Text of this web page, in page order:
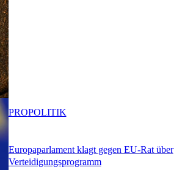
Europaparlament klagt gegen EU-Rat über
Verteidigungsprogramm
PROPOLITIK